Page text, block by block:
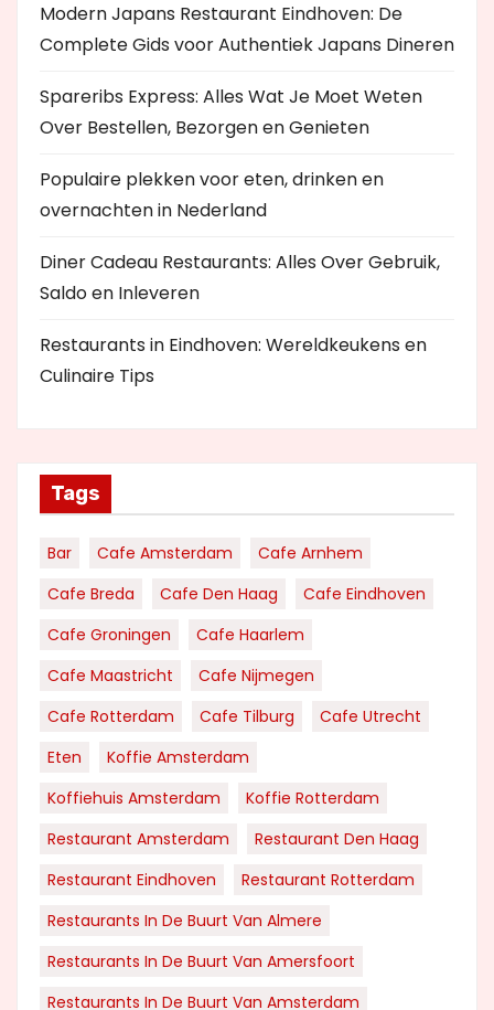
Modern Japans Restaurant Eindhoven: De
Complete Gids voor Authentiek Japans Dineren
Spareribs Express: Alles Wat Je Moet Weten
Over Bestellen, Bezorgen en Genieten
Populaire plekken voor eten, drinken en
overnachten in Nederland
Diner Cadeau Restaurants: Alles Over Gebruik,
Saldo en Inleveren
Restaurants in Eindhoven: Wereldkeukens en
Culinaire Tips
Tags
Bar Cafe Amsterdam
Cafe Arnhem
Cafe Breda
Cafe Den Haag
Cafe Eindhoven
Cafe Groningen
Cafe Haarlem
Cafe Maastricht
Cafe Nijmegen
Cafe Rotterdam
Cafe Tilburg
Cafe Utrecht
Eten
Koffie Amsterdam
Koffiehuis Amsterdam
Koffie Rotterdam
Restaurant Amsterdam
Restaurant Den Haag
Restaurant Eindhoven
Restaurant Rotterdam
Restaurants In De Buurt Van Almere
Restaurants In De Buurt Van Amersfoort
Restaurants In De Buurt Van Amsterdam